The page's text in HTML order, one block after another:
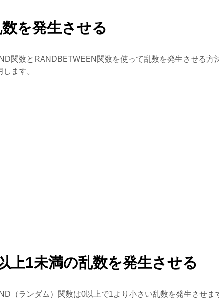
を発生させる
関数とRANDBETWEEN関数を使って乱数を発生させる方
します。
上1未満の乱数を発生させる
（ランダム）関数は0以上で1より小さい乱数を発生させま